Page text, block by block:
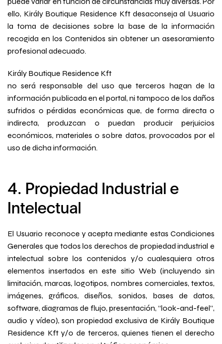
ello, Király Boutique Residence Kft desaconseja al Usuario
la toma de decisiones sobre la base de la información
recogida en los Contenidos sin obtener un asesoramiento
profesional adecuado.
Király Boutique Residence Kft
no será responsable del uso que terceros hagan de la
información publicada en el portal, ni tampoco de los daños
sufridos o pérdidas económicas que, de forma directa o
indirecta, produzcan o puedan producir perjuicios
económicos, materiales o sobre datos, provocados por el
uso de dicha información.
4. Propiedad Industrial e
Intelectual
El Usuario reconoce y acepta mediante estas Condiciones
Generales que todos los derechos de propiedad industrial e
intelectual sobre los contenidos y/o cualesquiera otros
elementos insertados en este sitio Web (incluyendo sin
limitación, marcas, logotipos, nombres comerciales, textos,
imágenes, gráficos, diseños, sonidos, bases de datos,
software, diagramas de flujo, presentación, “look-and-feel”,
audio y vídeo), son propiedad exclusiva de Király Boutique
Residence Kft y/o de terceros, quienes tienen el derecho